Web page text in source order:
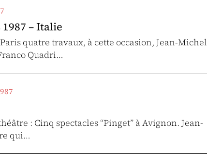
– Italie
quatre travaux, à cette occasion, Jean-Michel
Quadri…
: Cinq spectacles “Pinget” à Avignon. Jean-
qui…